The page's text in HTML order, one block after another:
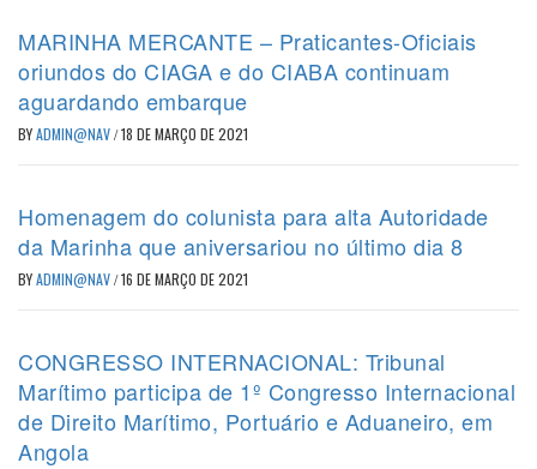
MARINHA MERCANTE – Praticantes-Oficiais
oriundos do CIAGA e do CIABA continuam
aguardando embarque
BYADMIN@NAV/18 DE MARÇO DE 2021
Homenagem do colunista para alta Autoridade
da Marinha que aniversariou no último dia 8
BYADMIN@NAV/16 DE MARÇO DE 2021
CONGRESSO INTERNACIONAL: Tribunal
Marítimo participa de 1º Congresso Internacional
de Direito Marítimo, Portuário e Aduaneiro, em
Angola